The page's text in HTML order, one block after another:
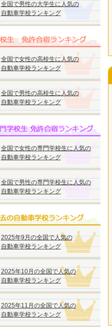
全国で男性の大学生に人気の
自動車学校ランキング
全国で女性の高校生に人気の
自動車学校ランキング
全国で男性の高校生に人気の
自動車学校ランキング
全国で女性の専門学校生に人気の
自動車学校ランキング
全国で男性の専門学校生に人気の
自動車学校ランキング
2025年9月の全国で人気の
自動車学校ランキング
2025年10月の全国で人気の
自動車学校ランキング
2025年11月の全国で人気の
自動車学校ランキング